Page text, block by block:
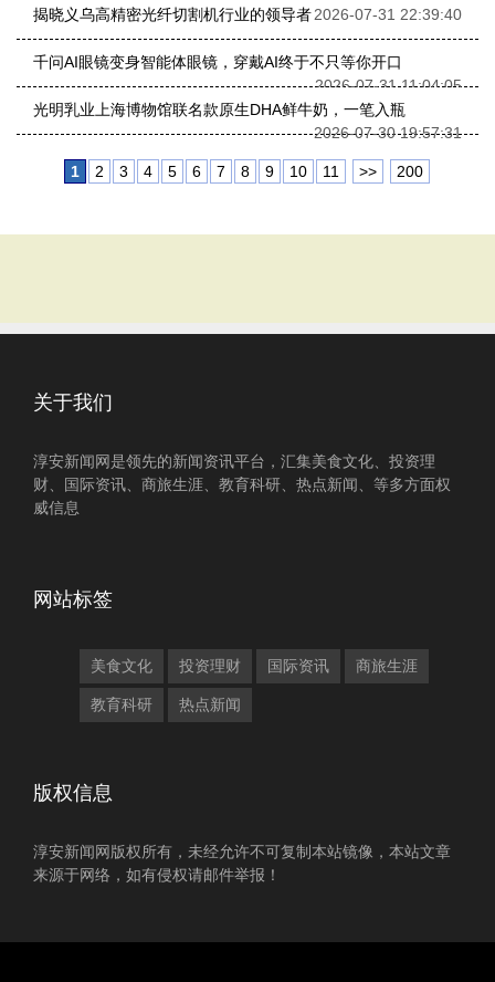
揭晓义乌高精密光纤切割机行业的领导者2026-07-31 22:39:40
千问AI眼镜变身智能体眼镜，穿戴AI终于不只等你开口
2026-07-31 11:04:05
光明乳业上海博物馆联名款原生DHA鲜牛奶，一笔入瓶
2026-07-30 19:57:31
1 2 3 4 5 6 7 8 9 10 11 >> 200
关于我们
淳安新闻网是领先的新闻资讯平台，汇集美食文化、投资理
财、国际资讯、商旅生涯、教育科研、热点新闻、等多方面权
威信息
网站标签
美食文化 投资理财 国际资讯 商旅生涯
教育科研 热点新闻
版权信息
淳安新闻网版权所有，未经允许不可复制本站镜像，本站文章
来源于网络，如有侵权请邮件举报！